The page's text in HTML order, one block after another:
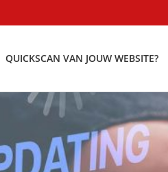
QUICKSCAN VAN JOUW WEBSITE?